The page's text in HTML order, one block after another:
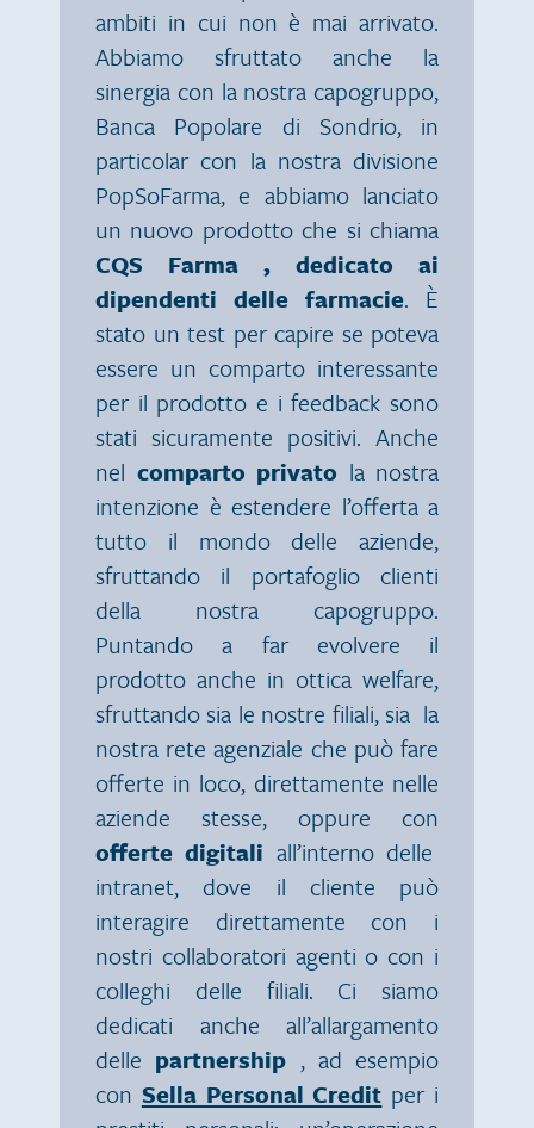
ambiti in cui non è mai arrivato.
Abbiamo sfruttato anche la
sinergia con la nostra capogruppo,
Banca Popolare di Sondrio, in
particolar con la nostra divisione
PopSoFarma, e abbiamo lanciato
un nuovo prodotto che si chiama
CQS Farma , dedicato ai
dipendenti delle farmacie. È
stato un test per capire se poteva
essere un comparto interessante
per il prodotto e i feedback sono
stati sicuramente positivi. Anche
nel comparto privato la nostra
intenzione è estendere l’offerta a
tutto il mondo delle aziende,
sfruttando il portafoglio clienti
della nostra capogruppo.
Puntando a far evolvere il
prodotto anche in ottica welfare,
sfruttando sia le nostre filiali, sia la
nostra rete agenziale che può fare
offerte in loco, direttamente nelle
aziende stesse, oppure con
offerte digitali all’interno delle
intranet, dove il cliente può
interagire direttamente con i
nostri collaboratori agenti o con i
colleghi delle filiali. Ci siamo
dedicati anche all’allargamento
delle partnership , ad esempio
con Sella Personal Credit per i